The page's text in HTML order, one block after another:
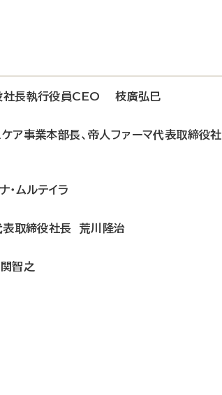
社長執行役員CEO 枝廣弘巳
ア事業本部長、帝人ファーマ代表取締役社
ムルテイラ
表取締役社長 荒川隆治
智之